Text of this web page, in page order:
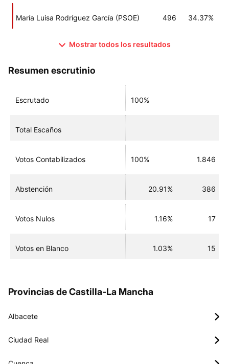
María Luisa Rodríguez García (PSOE) 496 34.37%
Mostrar todos los resultados
Resumen escrutinio
Escrutado 100%
Total Escaños
Votos Contabilizados 100% 1.846
Abstención 20.91% 386
Votos Nulos 1.16% 17
Votos en Blanco 1.03% 15
Provincias de Castilla-La Mancha
Albacete
Ciudad Real